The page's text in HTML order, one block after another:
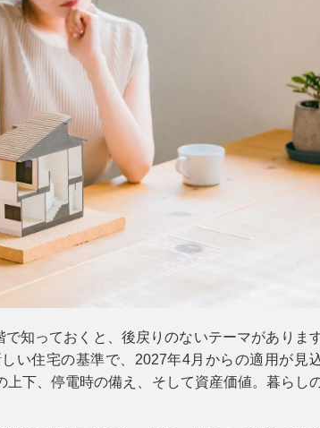
知っておくと、後戻りのないテーマがあります
い住宅の基準で、 2027年4月 からの適用が見
下、停電時の備え、そして資産価値。暮らし